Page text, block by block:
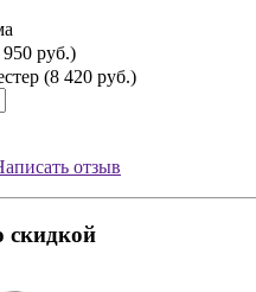
руб.)
(8 420 руб.)
отзыв
скидкой